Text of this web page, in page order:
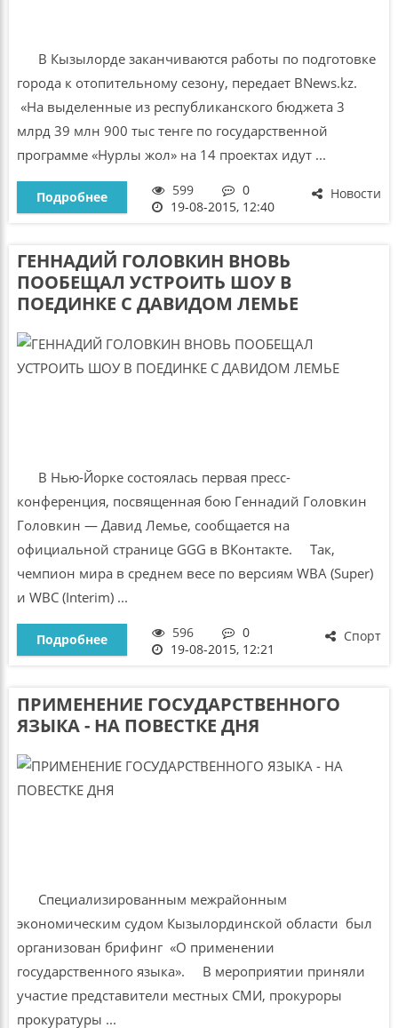
В Кызылорде заканчиваются работы по подготовке
города к отопительному сезону, передает BNews.kz.
«На выделенные из республиканского бюджета 3
млрд 39 млн 900 тыс тенге по государственной
программе «Нурлы жол» на 14 проектах идут ...
Новости
Подробнее 599
0
19-08-2015, 12:40
ГЕННАДИЙ ГОЛОВКИН ВНОВЬ
ПООБЕЩАЛ УСТРОИТЬ ШОУ В
ПОЕДИНКЕ С ДАВИДОМ ЛЕМЬЕ
В Нью-Йорке состоялась первая пресс-
конференция, посвященная бою Геннадий Головкин
Головкин — Давид Лемье, сообщается на
официальной странице GGG в ВКонтакте. Так,
чемпион мира в среднем весе по версиям WBA (Super)
и WBC (Interim) ...
Спорт
Подробнее 596
0
19-08-2015, 12:21
ПРИМЕНЕНИЕ ГОСУДАРСТВЕННОГО
ЯЗЫКА - НА ПОВЕСТКЕ ДНЯ
Специализированным межрайонным
экономическим судом Кызылординской области был
организован брифинг «О применении
государственного языка». В мероприятии приняли
участие представители местных СМИ, прокуроры
прокуратуры ...